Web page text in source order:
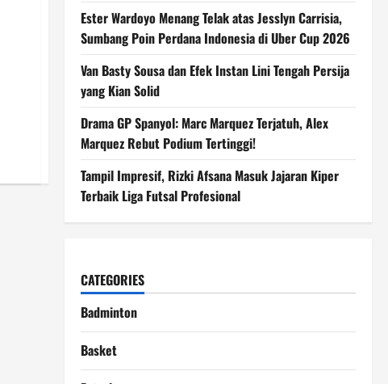
Ester Wardoyo Menang Telak atas Jesslyn Carrisia,
Sumbang Poin Perdana Indonesia di Uber Cup 2026
Van Basty Sousa dan Efek Instan Lini Tengah Persija
yang Kian Solid
Drama GP Spanyol: Marc Marquez Terjatuh, Alex
Marquez Rebut Podium Tertinggi!
Tampil Impresif, Rizki Afsana Masuk Jajaran Kiper
Terbaik Liga Futsal Profesional
CATEGORIES
Badminton
Basket